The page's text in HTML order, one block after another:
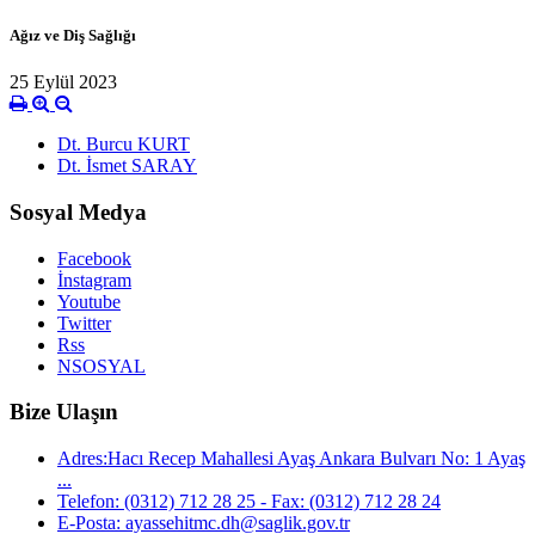
Ağız ve Diş Sağlığı
25 Eylül 2023
Dt. Burcu KURT
Dt. İsmet SARAY
Sosyal Medya
Facebook
İnstagram
Youtube
Twitter
Rss
NSOSYAL
Bize Ulaşın
Adres:Hacı Recep Mahallesi Ayaş Ankara Bulvarı No: 1 Ayaş
...
Telefon: (0312) 712 28 25 - Fax: (0312) 712 28 24
E-Posta: ayassehitmc.dh@saglik.gov.tr